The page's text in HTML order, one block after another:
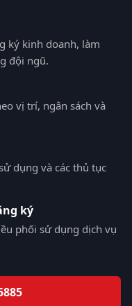
ký kinh doanh, làm
đội ngũ.
vị trí, ngân sách và
dụng và các thủ tục
ký
phối sử dụng dịch vụ